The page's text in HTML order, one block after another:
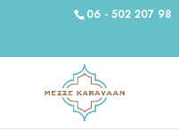
06 - 502 207 98